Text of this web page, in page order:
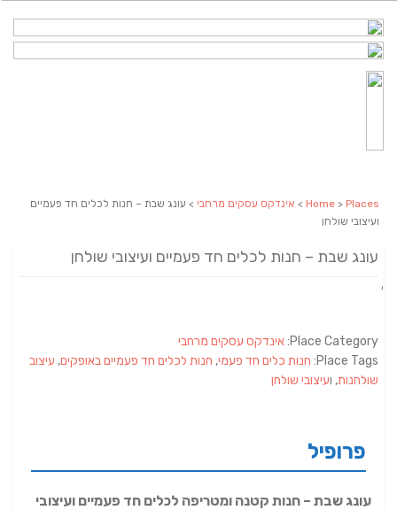
Home > Places
> אינדקס עסקים מרחבי > עונג שבת – חנות לכלים חד פעמיים
ועיצובי שולחן
עונג שבת – חנות לכלים חד פעמיים ועיצובי שולחן
Place Category: אינדקס עסקים מרחבי
Place Tags: חנות כלים חד פעמי, חנות לכלים חד פעמיים באופקים, עיצוב
שולחנות, ועיצובי שולחן
פרופיל
עונג שבת – חנות קטנה ומטריפה לכלים חד פעמיים ועיצובי